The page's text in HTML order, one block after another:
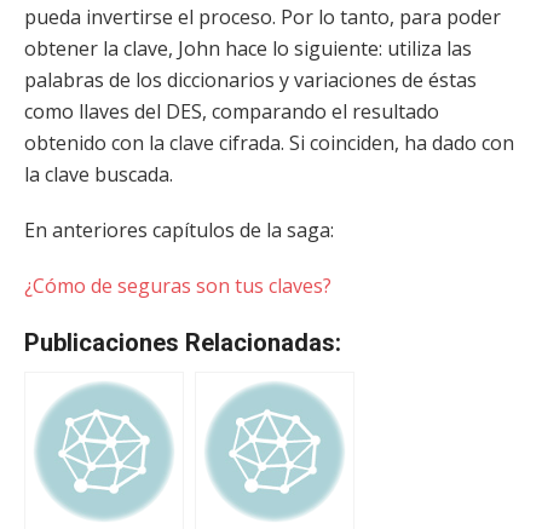
pueda invertirse el proceso. Por lo tanto, para poder
obtener la clave, John hace lo siguiente: utiliza las
palabras de los diccionarios y variaciones de éstas
como llaves del DES, comparando el resultado
obtenido con la clave cifrada. Si coinciden, ha dado con
la clave buscada.
En anteriores capítulos de la saga:
¿Cómo de seguras son tus claves?
Publicaciones Relacionadas: